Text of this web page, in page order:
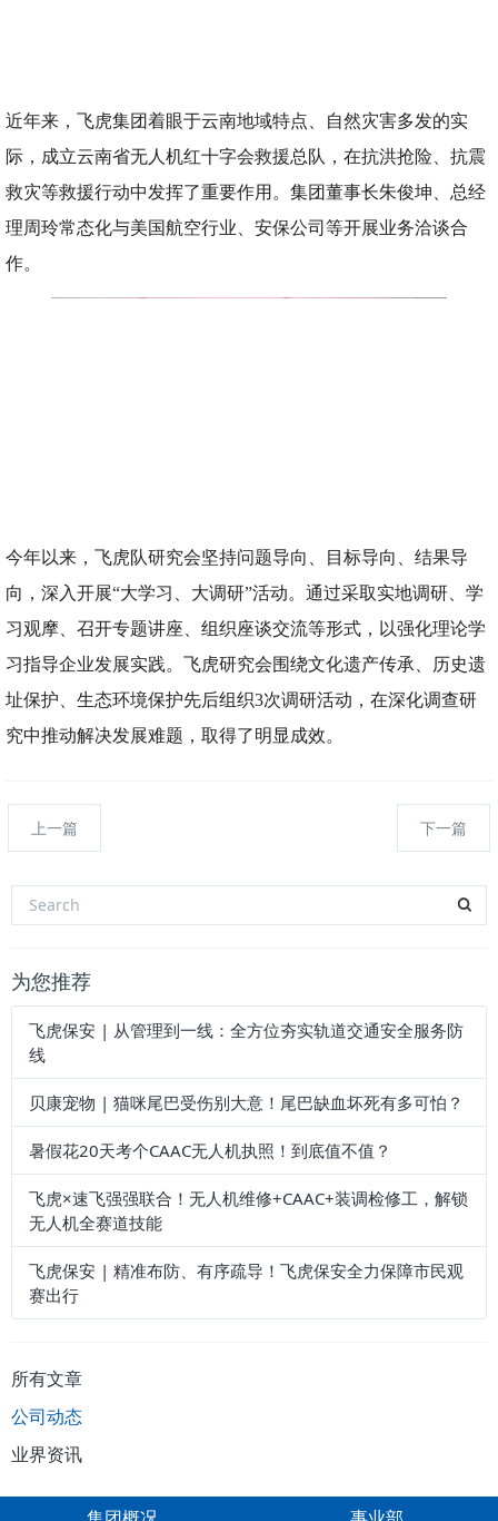
近年来，飞虎集团着眼于云南地域特点、自然灾害多发的实
际，成立云南省无人机红十字会救援总队，在抗洪抢险、抗震
救灾等救援行动中发挥了重要作用。集团董事长朱俊坤、总经
理周玲常态化与美国航空行业、安保公司等开展业务洽谈合
今年以来，飞虎队研究会坚持问题导向、目标导向、结果导
向，深入开展“大学习、大调研”活动。通过采取实地调研、学
习观摩、召开专题讲座、组织座谈交流等形式，以强化理论学
址保护、生态环境保护先后组织3次调研活动，在深化调查研
究中推动解决发展难题，取得了明显成效。
上一篇 下一篇
为您推荐
飞虎保安 | 从管理到一线：全方位夯实轨道交通安全服务防
线
贝康宠物 | 猫咪尾巴受伤别大意！尾巴缺血坏死有多可怕？
暑假花20天考个CAAC无人机执照！到底值不值？
飞虎×速飞强强联合！无人机维修+CAAC+装调检修工，解锁
无人机全赛道技能
飞虎保安 | 精准布防、有序疏导！飞虎保安全力保障市民观